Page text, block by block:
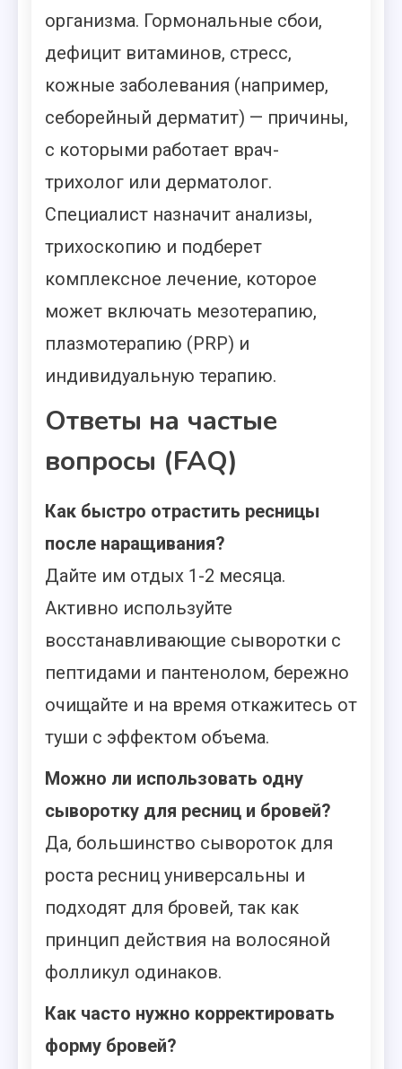
организма. Гормональные сбои,
дефицит витаминов, стресс,
кожные заболевания (например,
себорейный дерматит) — причины,
с которыми работает врач-
трихолог или дерматолог.
Специалист назначит анализы,
трихоскопию и подберет
комплексное лечение, которое
может включать мезотерапию,
плазмотерапию (PRP) и
индивидуальную терапию.
Ответы на частые
вопросы (FAQ)
Как быстро отрастить ресницы
после наращивания?
Дайте им отдых 1-2 месяца.
Активно используйте
восстанавливающие сыворотки с
пептидами и пантенолом, бережно
очищайте и на время откажитесь от
туши с эффектом объема.
Можно ли использовать одну
сыворотку для ресниц и бровей?
Да, большинство сывороток для
роста ресниц универсальны и
подходят для бровей, так как
принцип действия на волосяной
фолликул одинаков.
Как часто нужно корректировать
форму бровей?